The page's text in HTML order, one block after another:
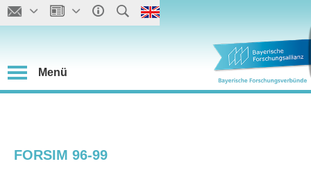
Menü
FORSIM 96-99